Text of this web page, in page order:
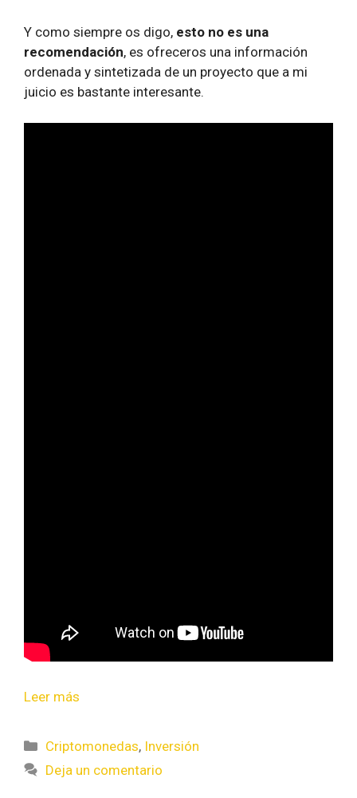
Y como siempre os digo, esto no es una
recomendación, es ofreceros una información
ordenada y sintetizada de un proyecto que a mi
juicio es bastante interesante.
Leer más
Criptomonedas, Inversión
Deja un comentario